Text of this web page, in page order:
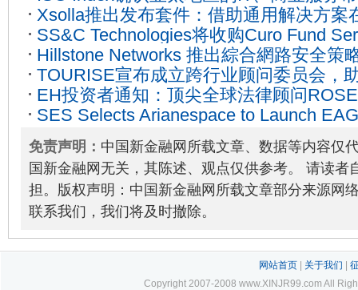
苏”2024-04-17
Xsolla推出发布套件：借助通用解决方案
消费者销售游戏2025-03-07
SS&C Technologies将收购Curo Fund
Hillstone Networks 推出綜合網路安全策
準2023-05-01
TOURISE宣布成立跨行业顾问委员会，
的全新平台2025-08-11
EH投资者通知：顶尖全球法律顾问
Holdings Limited投资者在由该律所提起
重要截止日期前寻求法律服务2024-01-03
SES Selects Arianespace to Launch
Europe’s Quantum Cryptography2022-
免责声明： 中国新金融网所载文章、数据等内容仅
国新金融网无关，其陈述、观点仅供参考。 请读者
担。版权声明：中国新金融网所载文章部分来源网
联系我们，我们将及时撤除。
网站首页| 关于我们
Copyright 2007-2008 www.XINJR99.com All